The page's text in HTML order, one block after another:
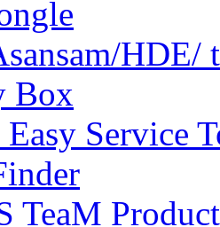
HDE/
Box
Service
TeaM